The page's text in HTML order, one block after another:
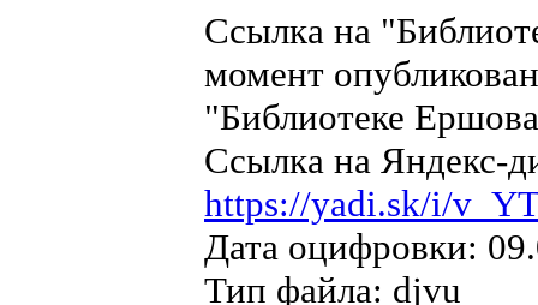
Ссылка на
момент
"Библиотеке
Ссылка на Яндекс-
https://yadi.sk/i/
Дата оцифровки:
Тип файла: djvu